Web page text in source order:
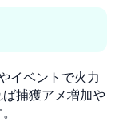
イベントで火力
捕獲アメ増加や